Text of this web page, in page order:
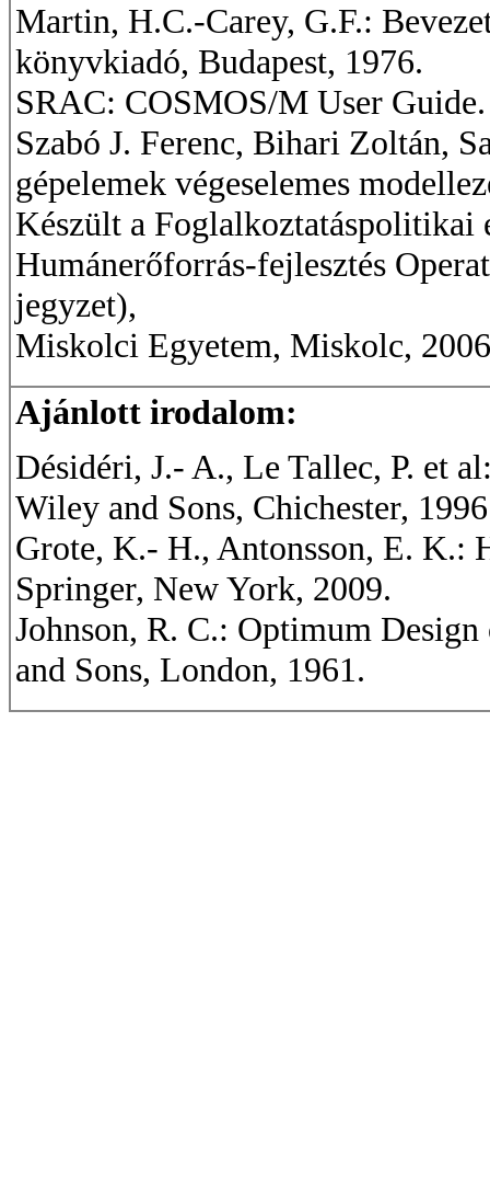
Martin, H.C.-Carey, G.F.:
könyvkiadó, Budapest, 1976.
SRAC: COSMOS/M User
Szabó J. Ferenc, Bihari Zoltán,
gépelemek végeselemes
Készült a
Humánerőforrás-fejlesztés
jegyzet),
Miskolci Egyetem, Miskolc,
Ajánlott irodalom:
Désidéri, J.- A., Le Tallec, P. et
Wiley and Sons, Chichester,
Grote, K.- H., Antonsson, E. K.:
Springer, New York, 2009.
Johnson, R. C.: Optimum
and Sons, London, 1961.